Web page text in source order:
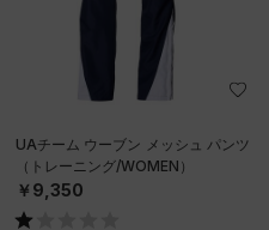
UAチーム ウーブン メッシュ パンツ
（トレーニング/WOMEN）
￥9,350